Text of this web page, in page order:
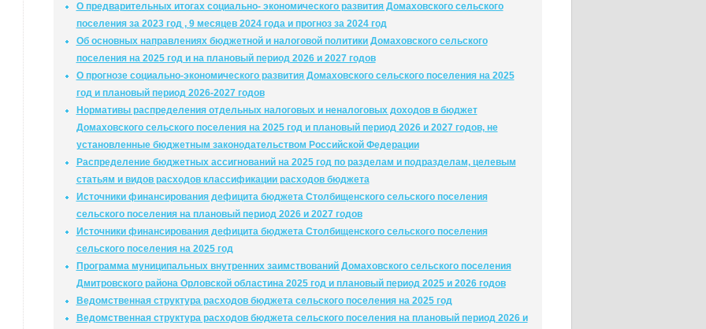
О предварительных итогах социально- экономического развития Домаховского сельского
поселения за 2023 год , 9 месяцев 2024 года и прогноз за 2024 год
Об основных направлениях бюджетной и налоговой политики Домаховского сельского
поселения на 2025 год и на плановый период 2026 и 2027 годов
О прогнозе социально-экономического развития Домаховского сельского поселения на 2025
год и плановый период 2026-2027 годов
Нормативы распределения отдельных налоговых и неналоговых доходов в бюджет
Домаховского сельского поселения на 2025 год и плановый период 2026 и 2027 годов, не
установленные бюджетным законодательством Российской Федерации
Распределение бюджетных ассигнований на 2025 год по разделам и подразделам, целевым
статьям и видов расходов классификации расходов бюджета
Источники финансирования дефицита бюджета Столбищенского сельского поселения
сельского поселения на плановый период 2026 и 2027 годов
Источники финансирования дефицита бюджета Столбищенского сельского поселения
сельского поселения на 2025 год
Программа муниципальных внутренних заимствований Домаховского сельского поселения
Дмитровского района Орловской областина 2025 год и плановый период 2025 и 2026 годов
Ведомственная структура расходов бюджета сельского поселения на 2025 год
Ведомственная структура расходов бюджета сельского поселения на плановый период 2026 и